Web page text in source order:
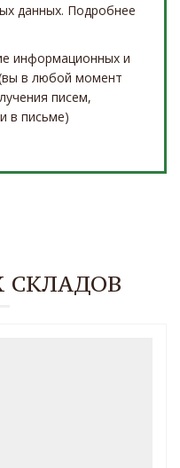
данных. Подробнее
информационных и
в любой момент
писем,
в письме)